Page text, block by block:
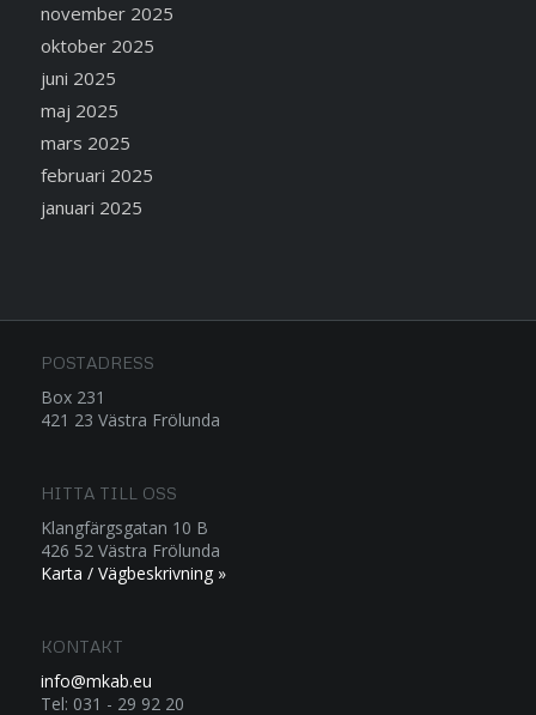
november 2025
oktober 2025
juni 2025
maj 2025
mars 2025
februari 2025
januari 2025
POSTADRESS
Box 231
421 23 Västra Frölunda
HITTA TILL OSS
Klangfärgsgatan 10 B
426 52 Västra Frölunda
Karta / Vägbeskrivning »
KONTAKT
info@mkab.eu
Tel: 031 - 29 92 20